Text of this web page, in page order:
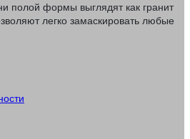
полой формы выглядят как гранит
легко замаскировать любые